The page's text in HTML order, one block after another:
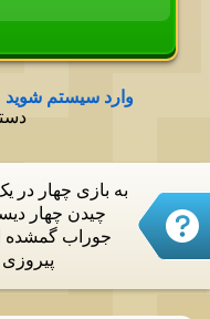
وارد سیستم شوید